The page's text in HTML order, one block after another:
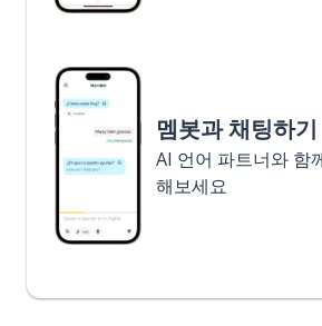
멤봇과 채팅하기
AI 언어 파트너와 함
해보세요